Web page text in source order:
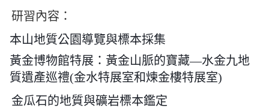
研習內容：
本山地質公園導覽與標本採集
黃金博物館特展：黃金山脈的寶藏―水金九地
質遺產巡禮(金水特展室和煉金樓特展室)
金瓜石的地質與礦岩標本鑑定